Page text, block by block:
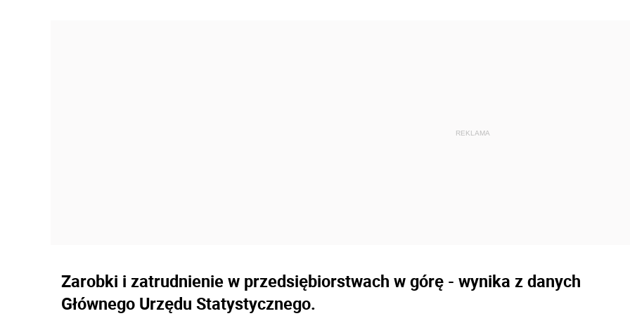
Zarobki i zatrudnienie w przedsiębiorstwach w górę - wynika z danych
Głównego Urzędu Statystycznego.